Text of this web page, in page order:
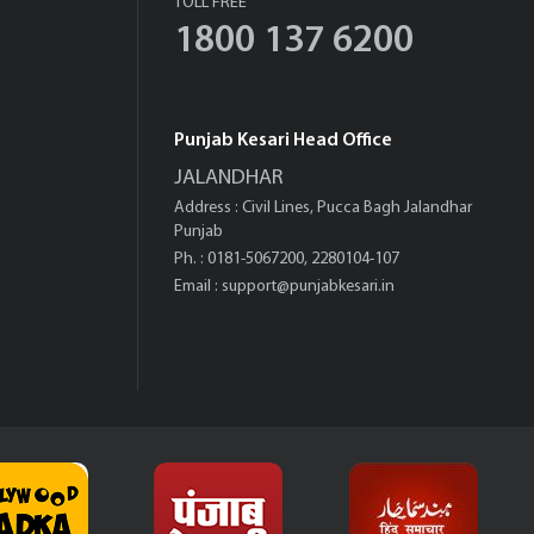
1800 137 6200
Punjab Kesari Head Office
JALANDHAR
Address : Civil Lines, Pucca Bagh Jalandhar
Punjab
Ph. : 0181-5067200, 2280104-107
Email : support@punjabkesari.in